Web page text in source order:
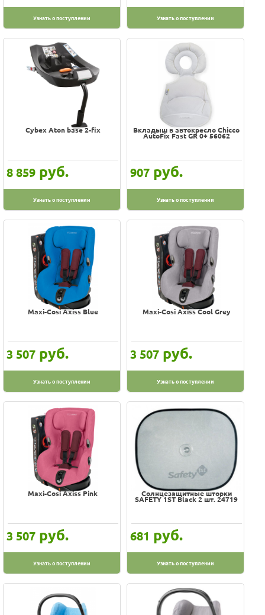
Узнать о поступлении Узнать о поступлении
Cybex Aton base 2-fix
8 859 руб.
Узнать о поступлении
Вкладыш в автокреcло Chicco
AutoFix Fast GR 0+ 56062
907 руб.
Узнать о поступлении
Maxi-Cosi Axiss Blue
3 507 руб.
Узнать о поступлении
Maxi-Cosi Axiss Cool Grey
3 507 руб.
Узнать о поступлении
Maxi-Cosi Axiss Pink
3 507 руб.
Узнать о поступлении
Солнцезащитные шторки
SAFETY 1ST Black 2 шт. 24719
681 руб.
Узнать о поступлении